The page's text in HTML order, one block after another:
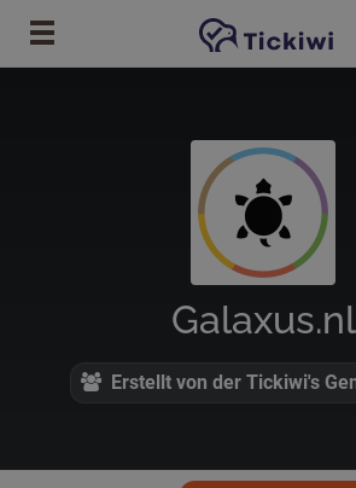
Zum Hauptinhalt springen
Galaxus.nl
Erstellt von der Tickiwi's